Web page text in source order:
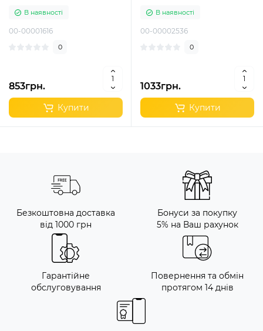
В наявності
00-00001616
0
853грн.
Купити
В наявності
00-00002536
0
1033грн.
Купити
Безкоштовна доставка
від 1000 грн
Бонуси за покупку
5% на Ваш рахунок
Гарантійне
обслуговування
Повернення та обмін
протягом 14 днів